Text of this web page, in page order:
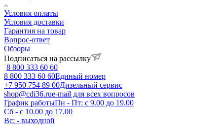
Условия оплаты
Условия доставки
Гарантия на товар
Вопрос-ответ
Обзоры
Подписаться на рассылку
8 800 333 60 60
8 800 333 60 60Единый номер
+7 950 754 89 00Дизельный сервис
shop@cdi36.rue-mail для всех вопросов
График работыПн - Пт: с 9.00 до 19.00
Сб - с 10.00 до 17.00
Вс: - выходной